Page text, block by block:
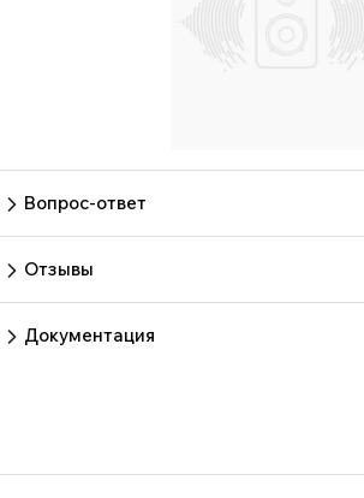
Вопрос-ответ
Отзывы
Документация